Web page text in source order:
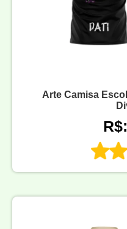
Arte Camisa